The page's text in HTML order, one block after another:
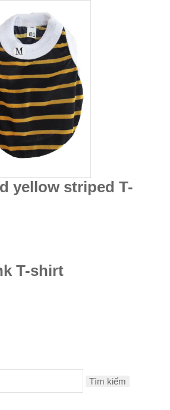
yellow striped T-
T-shirt
Tìm kiếm